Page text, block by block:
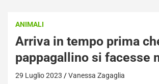
ANIMALI
Arriva in tempo prima
pappagallino si facesse
29 Luglio 2023 Vanessa Zagaglia